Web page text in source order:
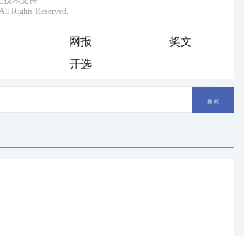
网报
奖文
开选